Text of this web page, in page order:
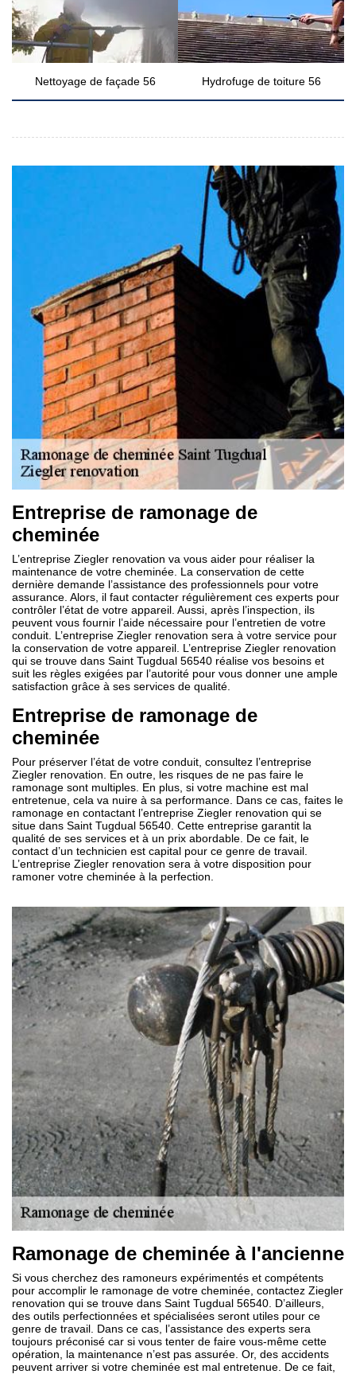
Nettoyage de façade 56 Hydrofuge de toiture 56
Entreprise de ramonage de
cheminée
L’entreprise Ziegler renovation va vous aider pour réaliser la
maintenance de votre cheminée. La conservation de cette
dernière demande l’assistance des professionnels pour votre
assurance. Alors, il faut contacter régulièrement ces experts pour
contrôler l’état de votre appareil. Aussi, après l’inspection, ils
peuvent vous fournir l’aide nécessaire pour l’entretien de votre
conduit. L’entreprise Ziegler renovation sera à votre service pour
la conservation de votre appareil. L’entreprise Ziegler renovation
qui se trouve dans Saint Tugdual 56540 réalise vos besoins et
suit les règles exigées par l’autorité pour vous donner une ample
satisfaction grâce à ses services de qualité.
Entreprise de ramonage de
cheminée
Pour préserver l’état de votre conduit, consultez l’entreprise
Ziegler renovation. En outre, les risques de ne pas faire le
ramonage sont multiples. En plus, si votre machine est mal
entretenue, cela va nuire à sa performance. Dans ce cas, faites le
ramonage en contactant l’entreprise Ziegler renovation qui se
situe dans Saint Tugdual 56540. Cette entreprise garantit la
qualité de ses services et à un prix abordable. De ce fait, le
contact d’un technicien est capital pour ce genre de travail.
L’entreprise Ziegler renovation sera à votre disposition pour
ramoner votre cheminée à la perfection.
Ramonage de cheminée à l'ancienne
Si vous cherchez des ramoneurs expérimentés et compétents
pour accomplir le ramonage de votre cheminée, contactez Ziegler
renovation qui se trouve dans Saint Tugdual 56540. D’ailleurs,
des outils perfectionnées et spécialisées seront utiles pour ce
genre de travail. Dans ce cas, l’assistance des experts sera
toujours préconisé car si vous tenter de faire vous-même cette
opération, la maintenance n’est pas assurée. Or, des accidents
peuvent arriver si votre cheminée est mal entretenue. De ce fait,